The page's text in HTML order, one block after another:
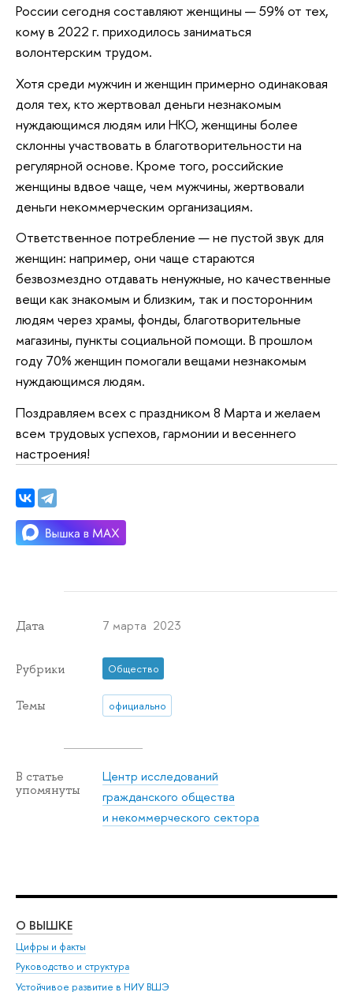
России сегодня составляют женщины — 59% от тех,
кому в 2022 г. приходилось заниматься
волонтерским трудом.
Хотя среди мужчин и женщин примерно одинаковая
доля тех, кто жертвовал деньги незнакомым
нуждающимся людям или НКО, женщины более
склонны участвовать в благотворительности на
регулярной основе. Кроме того, российские
женщины вдвое чаще, чем мужчины, жертвовали
деньги некоммерческим организациям.
Ответственное потребление — не пустой звук для
женщин: например, они чаще стараются
безвозмездно отдавать ненужные, но качественные
вещи как знакомым и близким, так и посторонним
людям через храмы, фонды, благотворительные
магазины, пункты социальной помощи. В прошлом
году 70% женщин помогали вещами незнакомым
нуждающимся людям.
Поздравляем всех с праздником 8 Марта и желаем
всем трудовых успехов, гармонии и весеннего
настроения!
Дата 7 марта 2023
Рубрики Общество
Темы официально
В статье
упомянуты
Центр исследований
гражданского общества
и некоммерческого сектора
О ВЫШКЕ
Цифры и факты
Руководство и структура
Устойчивое развитие в НИУ ВШЭ